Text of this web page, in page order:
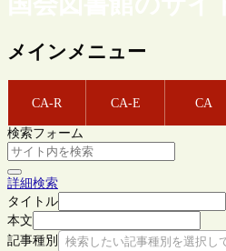
メインメニュー
CA-R CA-E CA
検索フォーム
詳細検索
タイトル
本文
記事種別
検索したい記事種別を選択し